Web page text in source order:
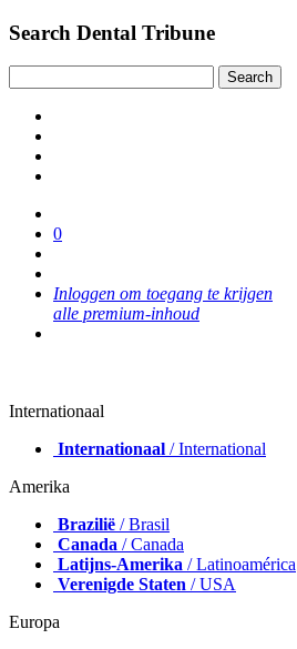
Search Dental Tribune
0
Inloggen om toegang te krijgen
alle premium-inhoud
Internationaal
Internationaal / International
Amerika
Brazilië / Brasil
Canada / Canada
Latijns-Amerika / Latinoamérica
Verenigde Staten / USA
Europa